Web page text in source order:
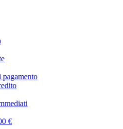
pagamento
€